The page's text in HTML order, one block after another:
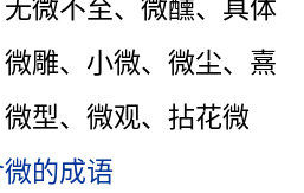
微不至、微醺、具体
雕、小微、微尘、熹
型、微观、拈花微
的成语